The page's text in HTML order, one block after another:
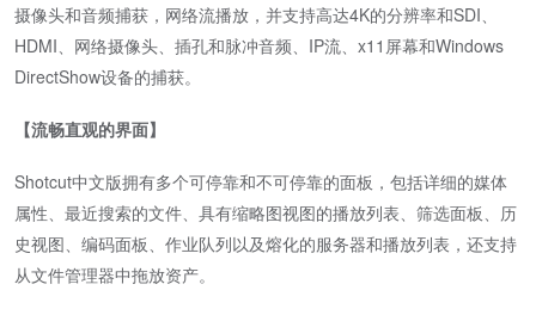
摄像头和音频捕获，网络流播放，并支持高达4K的分辨率和SDI、
HDMI、网络摄像头、插孔和脉冲音频、IP流、x11屏幕和Windows
DirectShow设备的捕获。
【流畅直观的界面】
Shotcut中文版拥有多个可停靠和不可停靠的面板，包括详细的媒体
属性、最近搜索的文件、具有缩略图视图的播放列表、筛选面板、历
史视图、编码面板、作业队列以及熔化的服务器和播放列表，还支持
从文件管理器中拖放资产。